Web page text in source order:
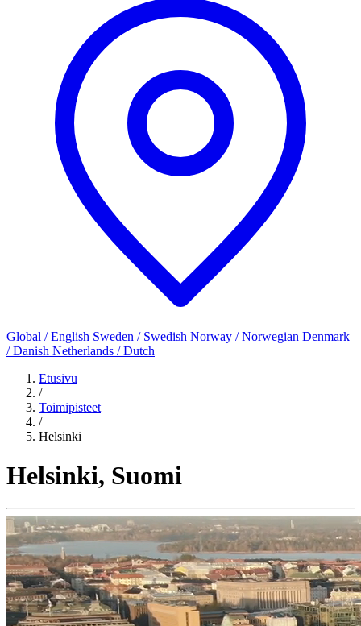
Global / English Sweden / Swedish Norway / Norwegian Denmark
/ Danish Netherlands / Dutch
Etusivu
/
Toimipisteet
/
Helsinki
Helsinki, Suomi